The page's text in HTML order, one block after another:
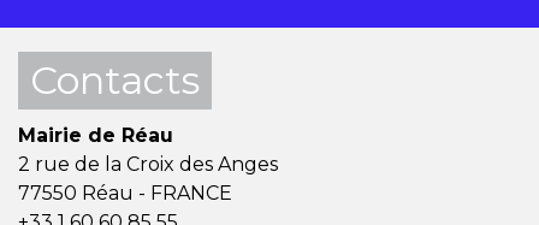
Contacts
Mairie de Réau
2 rue de la Croix des Anges
77550 Réau - FRANCE